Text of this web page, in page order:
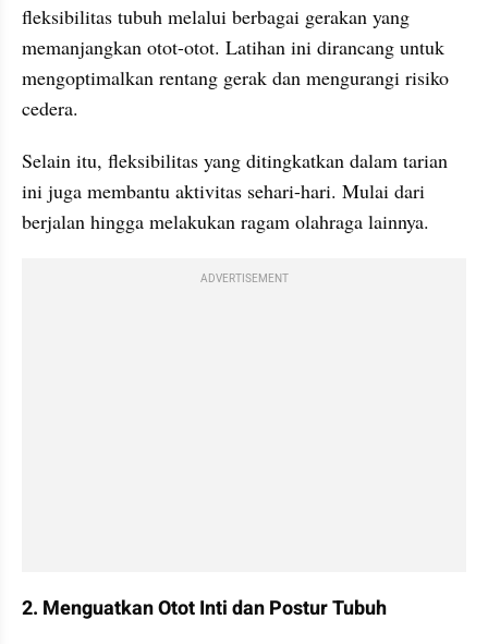
fleksibilitas tubuh melalui berbagai gerakan yang
memanjangkan otot-otot. Latihan ini dirancang untuk
mengoptimalkan rentang gerak dan mengurangi risiko
cedera.
Selain itu, fleksibilitas yang ditingkatkan dalam tarian
ini juga membantu aktivitas sehari-hari. Mulai dari
berjalan hingga melakukan ragam olahraga lainnya.
ADVERTISEMENT
2. Menguatkan Otot Inti dan Postur Tubuh